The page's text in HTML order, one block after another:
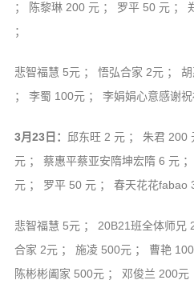
； 陈黎琳 200 元 ； 罗平 50 元 ；
；
悲智福慧 5元 ； 悟弘合家 2元 ；
； 李蜀 100元 ； 李娟娟心意感谢
3月23日：
邱东旺 2 元 ； 朱君 200
元 ； 蔡惠平蔡亚安隋坤宏隋 6 元
元 ； 罗平 50 元 ； 春天花花fabao
悲智福慧 5元 ； 20B21班全体师兄
合家 2元 ； 施凌 500元 ； 曹艳
陈彬彬阖家 500元 ； 邓俊兰 200